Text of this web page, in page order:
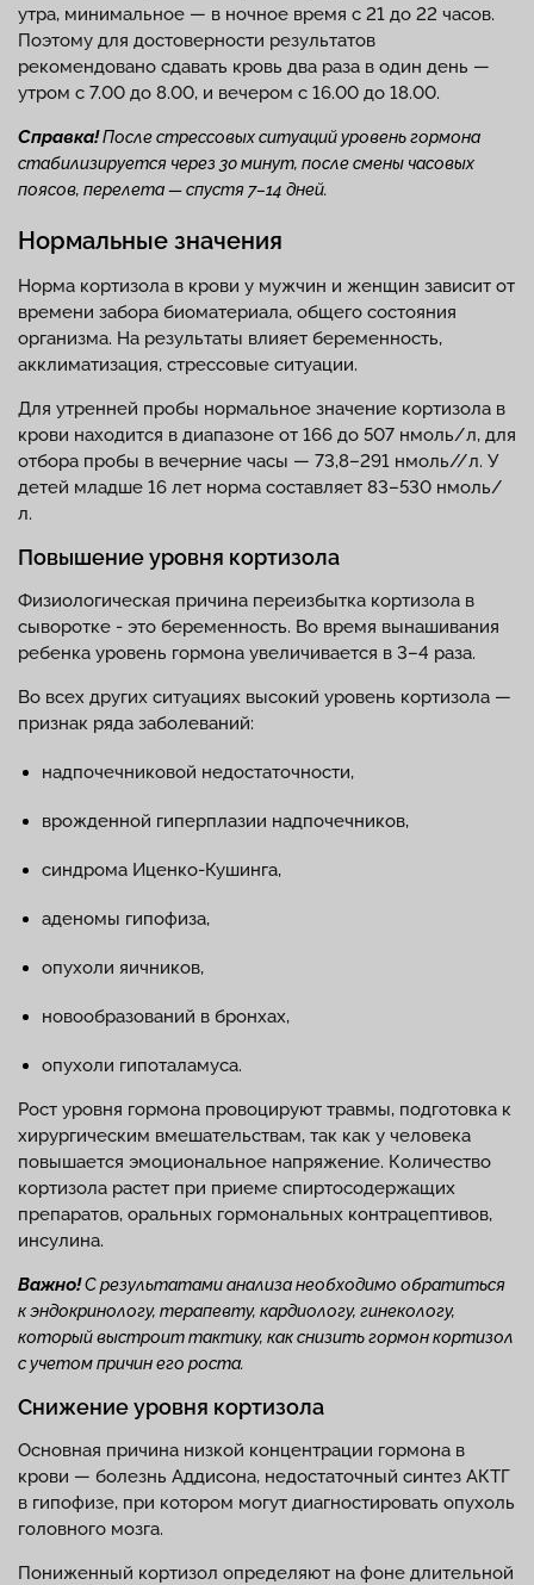
утра, минимальное — в ночное время с 21 до 22 часов.
Поэтому для достоверности результатов
рекомендовано сдавать кровь два раза в один день —
утром с 7.00 до 8.00, и вечером с 16.00 до 18.00.
Справка!После стрессовых ситуаций уровень гормона
стабилизируется через 30 минут, после смены часовых
поясов, перелета — спустя 7–14 дней.
Нормальные значения
Норма кортизола в крови у мужчин и женщин зависит от
времени забора биоматериала, общего состояния
организма. На результаты влияет беременность,
акклиматизация, стрессовые ситуации.
Для утренней пробы нормальное значение кортизола в
крови находится в диапазоне от 166 до 507 нмоль/л, для
отбора пробы в вечерние часы — 73,8–291 нмоль//л. У
детей младше 16 лет норма составляет 83–530 нмоль/
л.
Повышение уровня кортизола
Физиологическая причина переизбытка кортизола в
сыворотке - это беременность. Во время вынашивания
ребенка уровень гормона увеличивается в 3–4 раза.
Во всех других ситуациях высокий уровень кортизола —
признак ряда заболеваний:
надпочечниковой недостаточности,
врожденной гиперплазии надпочечников,
синдрома Иценко-Кушинга,
аденомы гипофиза,
опухоли яичников,
новообразований в бронхах,
опухоли гипоталамуса.
Рост уровня гормона провоцируют травмы, подготовка к
хирургическим вмешательствам, так как у человека
повышается эмоциональное напряжение. Количество
кортизола растет при приеме спиртосодержащих
препаратов, оральных гормональных контрацептивов,
инсулина.
Важно!С результатами анализа необходимо обратиться
к эндокринологу, терапевту, кардиологу, гинекологу,
который выстроит тактику, как снизить гормон кортизол
с учетом причин его роста.
Снижение уровня кортизола
Основная причина низкой концентрации гормона в
крови — болезнь Аддисона, недостаточный синтез АКТГ
в гипофизе, при котором могут диагностировать опухоль
головного мозга.
Пониженный кортизол определяют на фоне длительной